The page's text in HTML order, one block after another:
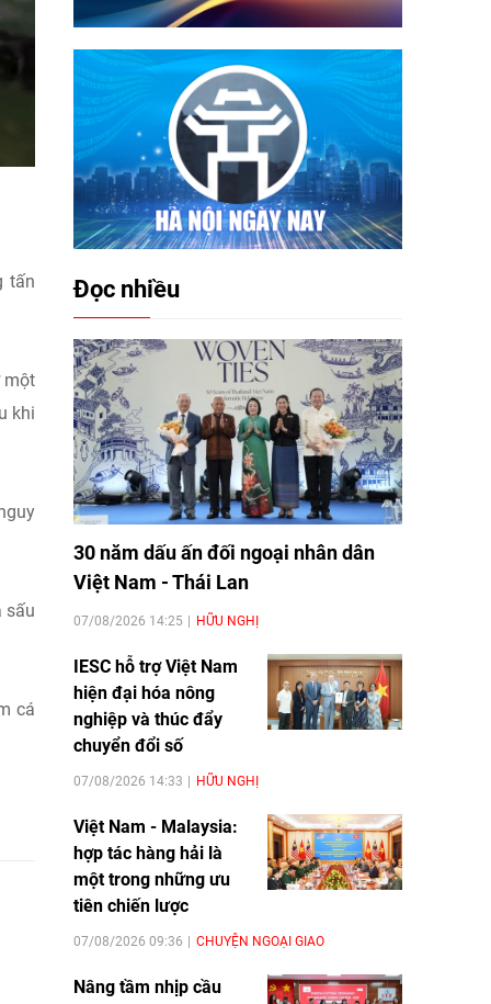
tấn
một
khi
sấu
cá
Đọc nhiều
30 năm dấu ấn đối ngoại nhân dân
Việt Nam - Thái Lan
07/08/2026 14:25 HỮU NGHỊ
IESC hỗ trợ Việt Nam
hiện đại hóa nông
nghiệp và thúc đẩy
chuyển đổi số
07/08/2026 14:33 HỮU NGHỊ
Việt Nam - Malaysia:
hợp tác hàng hải là
một trong những ưu
tiên chiến lược
07/08/2026 09:36 CHUYỆN NGOẠI GIAO
Nâng tầm nhịp cầu